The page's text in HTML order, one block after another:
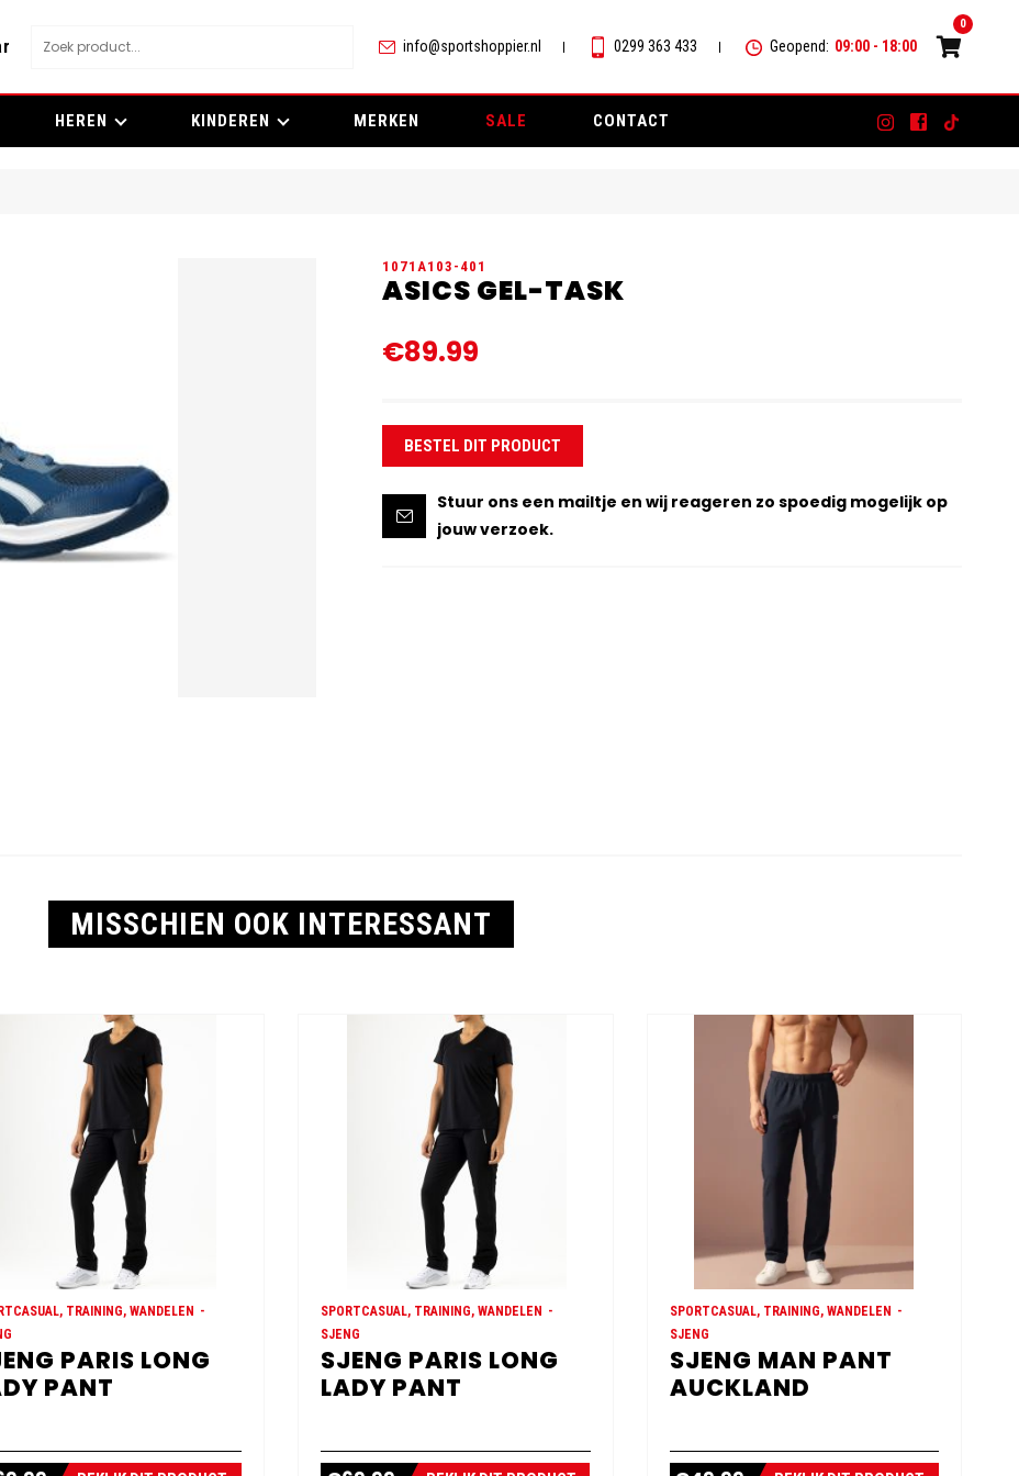
info@sportshoppier.nl 0299 363 433 Geopend: 09:00 - 18:00
0
HEREN KINDEREN MERKEN SALE CONTACT
1071A103-401
ASICS GEL-TASK
€89.99
BESTEL DIT PRODUCT
Stuur ons een mailtje en wij reageren zo spoedig mogelijk op
jouw verzoek.
MISSCHIEN OOK INTERESSANT
TRAINING, WANDELEN
PARIS LONG
PANT
SPORTCASUAL, TRAINING, WANDELEN
SJENG
SJENG PARIS LONG
LADY PANT
SPORTCASUAL, TRAINING, WANDELEN
SJENG
SJENG MAN PANT
AUCKLAND